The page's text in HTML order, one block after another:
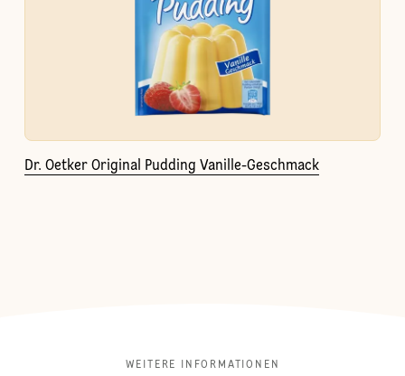
Dr. Oetker Original Pudding Vanille-Geschmack
WEITERE INFORMATIONEN